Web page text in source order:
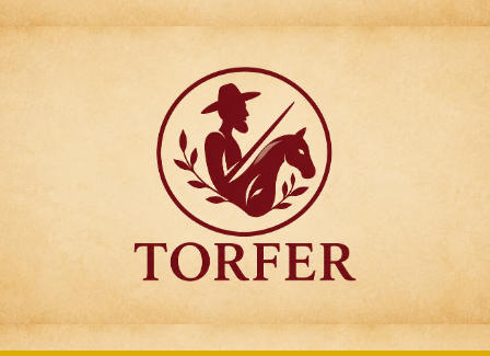
Articulos para
Regalo Torfer.